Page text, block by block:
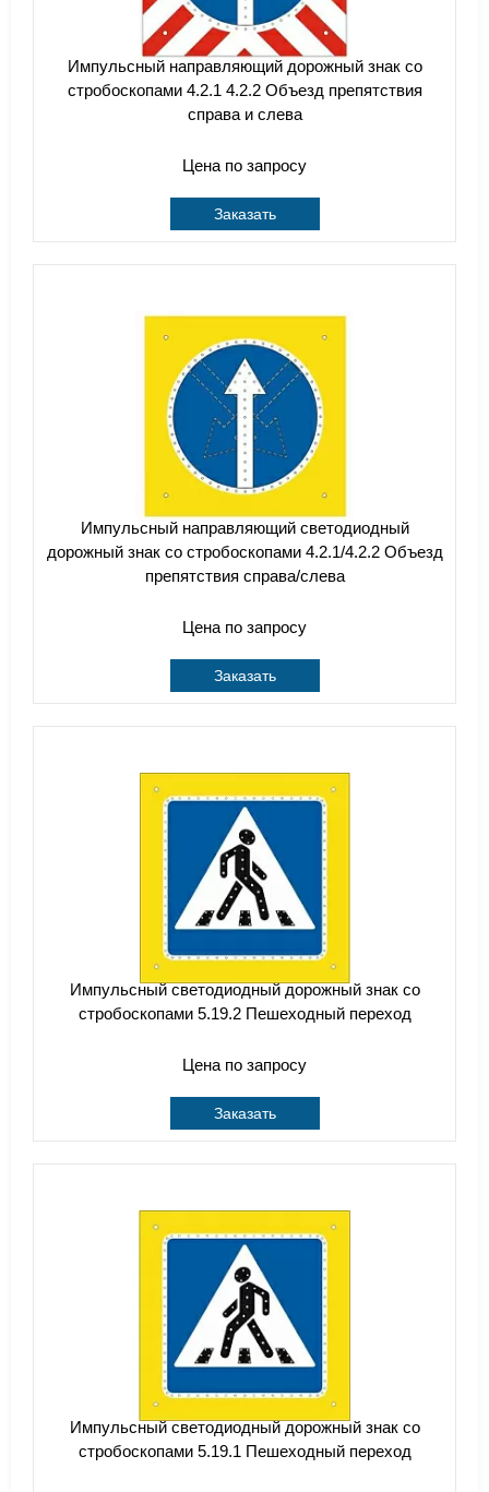
Импульсный направляющий дорожный знак со
стробоскопами 4.2.1 4.2.2 Объезд препятствия
справа и слева
Цена по запросу
Заказать
Импульсный направляющий cветодиодный
дорожный знак со стробоскопами 4.2.1/4.2.2 Объезд
препятствия справа/слева
Цена по запросу
Заказать
Импульсный cветодиодный дорожный знак со
стробоскопами 5.19.2 Пешеходный переход
Цена по запросу
Заказать
Импульсный cветодиодный дорожный знак со
стробоскопами 5.19.1 Пешеходный переход